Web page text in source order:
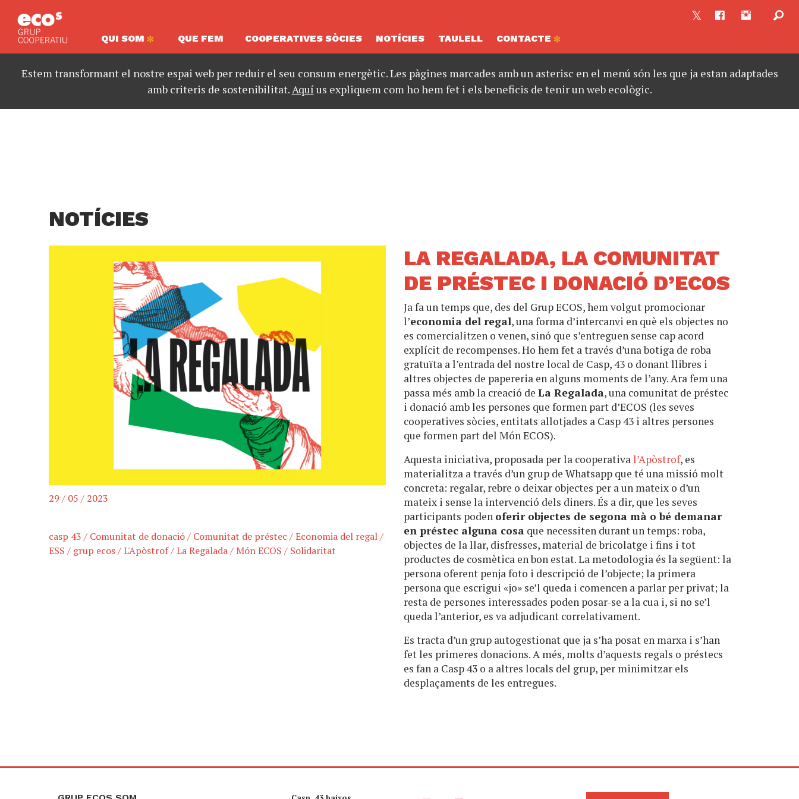
QUI SOM QUE FEM COOPERATIVES SÒCIES NOTÍCIES TAULELL CONTACTE
Estem transformant el nostre espai web per reduir el seu consum energètic. Les pàgines marcades amb un asterisc en el menú són les que ja estan adaptades
amb criteris de sostenibilitat.Aquíus expliquem com ho hem fet i els beneficis de tenir un web ecològic.
NOTÍCIES
29 / 05 / 2023
casp 43 / Comunitat de donació/ Comunitat de préstec /Economia del regal/
ESS / grup ecos/L'Apòstrof/La Regalada/Món ECOS / Solidaritat
LA REGALADA, LA COMUNITAT
DE PRÉSTEC I DONACIÓ D’ECOS
Ja fa un temps que, des del Grup ECOS, hem volgut promocionar
l’economia del regal, una forma d’intercanvi en què els objectes no
es comercialitzen o venen, sinó que s’entreguen sense cap acord
explícit de recompenses. Ho hem fet a través d’una botiga de roba
gratuïta a l’entrada del nostre local de Casp, 43 o donant llibres i
altres objectes de papereria en alguns moments de l’any. Ara fem una
passa més amb la creació deLa Regalada, una comunitat de préstec
i donació amb les persones que formen part d’ECOS (les seves
cooperatives sòcies, entitats allotjades a Casp 43 i altres persones
que formen part del Món ECOS).
Aquesta iniciativa, proposada per la cooperatival’Apòstrof, es
materialitza a través d’un grup de Whatsapp que té una missió molt
concreta: regalar, rebre o deixar objectes per a un mateix o d’un
mateix i sense la intervenció dels diners. És a dir, que les seves
participants poden oferir objectes de segona mà o bé demanar
en préstec alguna cosa que necessiten durant un temps: roba,
objectes de la llar, disfresses, material de bricolatge i fins i tot
productes de cosmètica en bon estat. La metodologia és la següent: la
persona oferent penja foto i descripció de l’objecte; la primera
persona que escrigui «jo» se’l queda i comencen a parlar per privat; la
resta de persones interessades poden posar-se a la cua i, si no se’l
queda l’anterior, es va adjudicant correlativament.
Es tracta d’un grup autogestionat que ja s’ha posat en marxa i s’han
fet les primeres donacions. A més, molts d’aquests regals o préstecs
es fan a Casp 43 o a altres locals del grup, per minimitzar els
desplaçaments de les entregues.